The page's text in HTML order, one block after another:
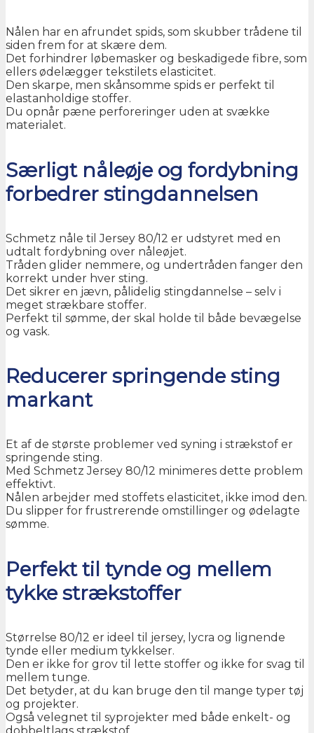
Nålen har en afrundet spids, som skubber trådene til
siden frem for at skære dem.
Det forhindrer løbemasker og beskadigede fibre, som
ellers ødelægger tekstilets elasticitet.
Den skarpe, men skånsomme spids er perfekt til
elastanholdige stoffer.
Du opnår pæne perforeringer uden at svække
materialet.
Særligt nåleøje og fordybning
forbedrer stingdannelsen
Schmetz nåle til Jersey 80/12 er udstyret med en
udtalt fordybning over nåleøjet.
Tråden glider nemmere, og undertråden fanger den
korrekt under hver sting.
Det sikrer en jævn, pålidelig stingdannelse – selv i
meget strækbare stoffer.
Perfekt til sømme, der skal holde til både bevægelse
og vask.
Reducerer springende sting
markant
Et af de største problemer ved syning i strækstof er
springende sting.
Med Schmetz Jersey 80/12 minimeres dette problem
effektivt.
Nålen arbejder med stoffets elasticitet, ikke imod den.
Du slipper for frustrerende omstillinger og ødelagte
sømme.
Perfekt til tynde og mellem
tykke strækstoffer
Størrelse 80/12 er ideel til jersey, lycra og lignende
tynde eller medium tykkelser.
Den er ikke for grov til lette stoffer og ikke for svag til
mellem tunge.
Det betyder, at du kan bruge den til mange typer tøj
og projekter.
Også velegnet til syprojekter med både enkelt- og